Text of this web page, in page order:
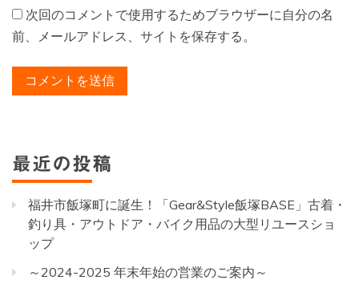
次回のコメントで使用するためブラウザーに自分の名
前、メールアドレス、サイトを保存する。
最近の投稿
福井市飯塚町に誕生！「Gear&Style飯塚BASE」古着・
釣り具・アウトドア・バイク用品の大型リユースショ
ップ
～2024-2025 年末年始の営業のご案内～